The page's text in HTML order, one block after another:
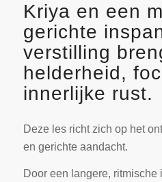
Kriya en een
gerichte
verstilling
helderheid,
innerlijke rust.
Deze les richt zich op het
en gerichte aandacht.
Door een langere, ritmische